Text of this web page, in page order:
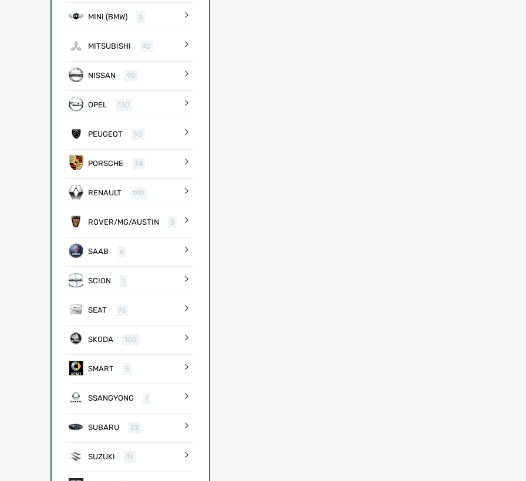
MINI (BMW) 2
MITSUBISHI 40
NISSAN 90
OPEL 130
PEUGEOT 90
PORSCHE 34
RENAULT 140
ROVER/MG/AUSTIN 3
SAAB 6
SCION 1
SEAT 73
SKODA 100
SMART 5
SSANGYONG 7
SUBARU 22
SUZUKI 19